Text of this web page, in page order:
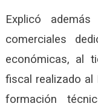
Explicó
comerciales
económicas, al
fiscal realizado al
formación